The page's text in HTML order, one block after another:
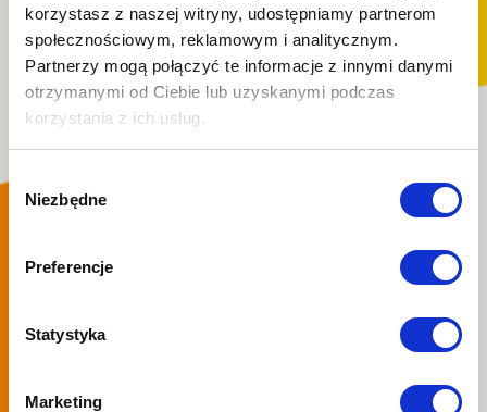
korzystasz z naszej witryny, udostępniamy partnerom
społecznościowym, reklamowym i analitycznym.
Partnerzy mogą połączyć te informacje z innymi danymi
otrzymanymi od Ciebie lub uzyskanymi podczas
korzystania z ich usług.
Wybór
zgody
Niezbędne
Preferencje
Statystyka
Marketing